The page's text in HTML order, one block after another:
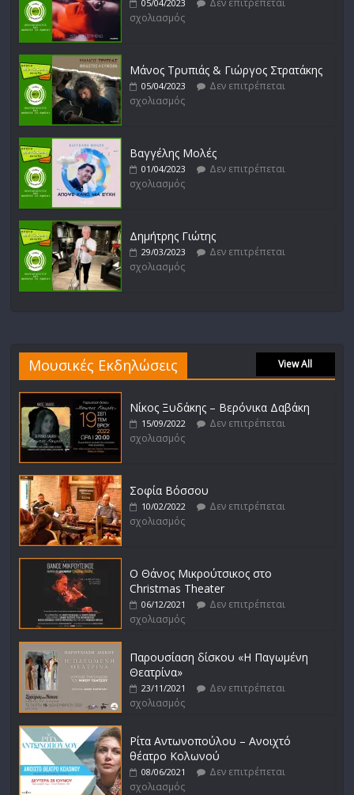
05/04/2023
Δεν επιτρέπεται
σχολιασμός
Μάνος Τρυπιάς & Γιώργος Στρατάκης
05/04/2023
Δεν επιτρέπεται
σχολιασμός
Βαγγέλης Μολές
01/04/2023
Δεν επιτρέπεται
σχολιασμός
Δημήτρης Γιώτης
29/03/2023
Δεν επιτρέπεται
σχολιασμός
Μουσικές Εκδηλώσεις View All
Νίκος Ξυδάκης – Βερόνικα Δαβάκη
15/09/2022
Δεν επιτρέπεται
σχολιασμός
Σοφία Βόσσου
10/02/2022
Δεν επιτρέπεται
σχολιασμός
Ο Θάνος Μικρούτσικος στο
Christmas Theater
06/12/2021
Δεν επιτρέπεται
σχολιασμός
Παρουσίαση δίσκου «Η Παγωμένη
Θεατρίνα»
23/11/2021
Δεν επιτρέπεται
σχολιασμός
Ρίτα Αντωνοπούλου – Ανοιχτό
θέατρο Κολωνού
08/06/2021
Δεν επιτρέπεται
σχολιασμός